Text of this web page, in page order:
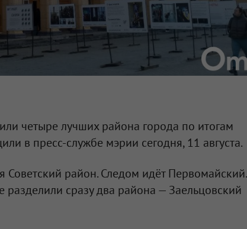
четыре лучших района города по итогам
в пресс-службе мэрии сегодня, 11 августа.
Советский район. Следом идёт Первомайский.
разделили сразу два района — Заельцовский